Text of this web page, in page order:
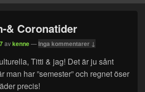
& Coronatider
avkenne—Inga kommentarer ↓
Titti & jag! Det är ju sånt
man har ”semester” och regnet öser
precis!